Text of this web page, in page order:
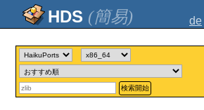
(簡易) de
検索開始